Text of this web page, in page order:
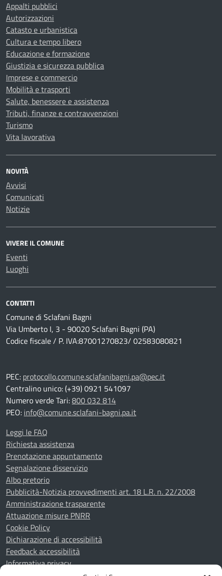
Appalti pubblici
Autorizzazioni
Catasto e urbanistica
Cultura e tempo libero
Educazione e formazione
Giustizia e sicurezza pubblica
Imprese e commercio
Mobilità e trasporti
Salute, benessere e assistenza
Tributi, finanze e contravvenzioni
Turismo
Vita lavorativa
NOVITÀ
Avvisi
Comunicati
Notizie
VIVERE IL COMUNE
Eventi
Luoghi
CONTATTI
Comune di Sclafani Bagni
Via Umberto I, 3 - 90020 Sclafani Bagni (PA)
Codice fiscale / P. IVA:87001270823/ 02583080821
PEC: protocollo.comune.sclafanibagni.pa@pec.it
Centralino unico: (+39) 0921 541097
Numero verde Tari:800 032 814
PEO: info@comune.sclafani-bagni.pa.it
Leggi le FAQ
Richiesta assistenza
Prenotazione appuntamento
Segnalazione disservizio
Albo pretorio
Pubblicità-Notizia provvedimenti art. 18 L.R. n. 22/2008
Amministrazione trasparente
Attuazione misure PNRR
Cookie Policy
Dichiarazione di accessibilità
Feedback accessibilità
Informativa privacy